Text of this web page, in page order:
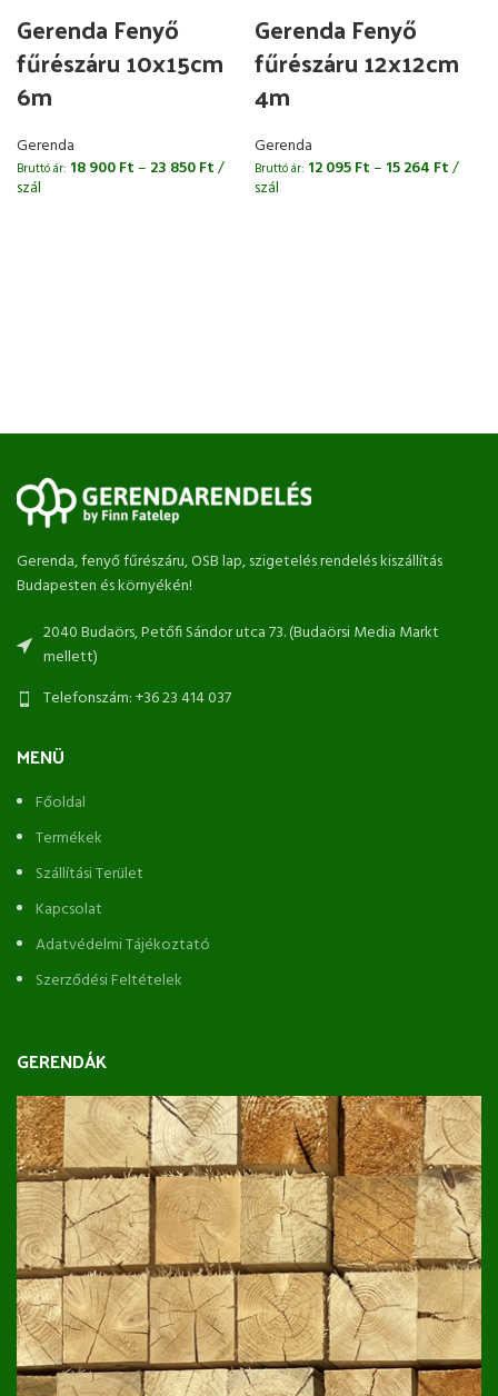
Gerenda Fenyő
fűrészáru 10x15cm
6m
Gerenda
Bruttó ár: 18 900Ft– 23 850Ft/
szál
Gerenda Fenyő
fűrészáru 12x12cm
4m
Gerenda
Bruttó ár: 12 095Ft– 15 264 Ft/
szál
Gerenda, fenyő fűrészáru, OSB lap, szigetelés rendelés kiszállítás
Budapesten és környékén!
2040 Budaörs, Petőfi Sándor utca 73. (Budaörsi Media Markt
mellett)
Telefonszám: +36 23 414 037
MENÜ
Főoldal
Termékek
Szállítási Terület
Kapcsolat
Adatvédelmi Tájékoztató
Szerződési Feltételek
GERENDÁK